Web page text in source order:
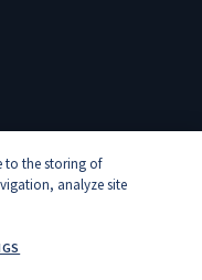
to the storing of
analyze site